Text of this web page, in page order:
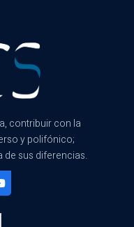
contribuir con la
y polifónico;
de sus diferencias.